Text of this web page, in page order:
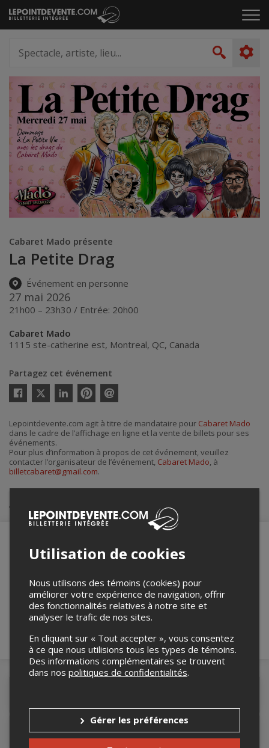
Passer
au
le
artiste,
lieu...
Cabaret Mado présente
La Petite Drag
Événement en personne
27 mai 2026
21h00 – 23h30 / Entrée: 20h00
Cabaret Mado
1115 ste-catherine est, Montreal, QC, Canada
Partagez cet événement
Twitter
courriel
Lepointdevente.com agit à titre de mandataire pour Cabaret Mado
dans le cadre de l’affichage en ligne et la vente de billets pour ses
événements.
Pour plus d’information à propos de cet événement, veuillez
contacter l’organisateur de l’événement, Cabaret Mado, à
billetcabaret@gmail.com.
Achat de billets
robot ci-bas.
Accès au site de l'événement
Utilisation de cookies
Nous utilisons des témoins (cookies) pour
améliorer votre expérience de navigation, offrir
des fonctionnalités relatives à notre site et
analyser le trafic de nos sites.
En cliquant sur « Tout accepter », vous consentez
à ce que nous utilisions tous les types de témoins.
Des informations complémentaires se trouvent
dans nos politiques de confidentialités.
Gérer les préférences